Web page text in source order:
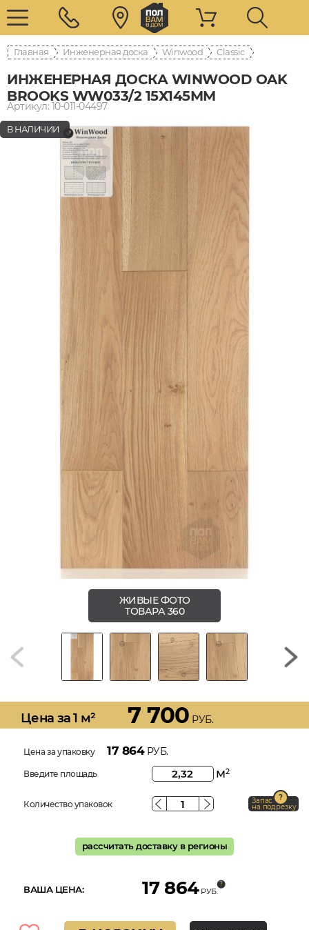
Главная Инженерная доска Winwood Classic
ИНЖЕНЕРНАЯ ДОСКА WINWOOD OAK
BROOKS WW033/2 15Х145ММ
Артикул: 10-011-04497
В НАЛИЧИИ
ЖИВЫЕ ФОТО
ТОВАРА 360
Цена за 1 м² 7 700 РУБ.
Цена за упаковку 17 864РУБ.
Введите площадь м2
Количество упаковок Запас
на подрезку
рассчитать доставку в регионы
ВАША ЦЕНА: 17 864 РУБ.